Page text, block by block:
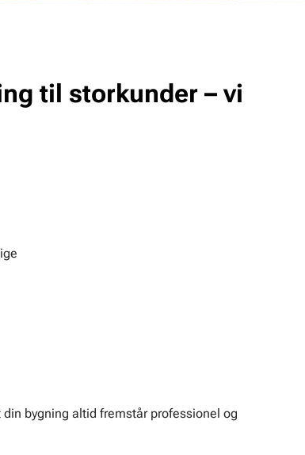
til storkunder – vi
din bygning altid fremstår professionel og